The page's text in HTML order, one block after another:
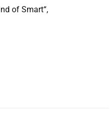
of Smart“,